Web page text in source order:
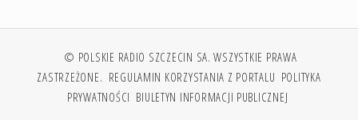
© POLSKIE RADIO SZCZECIN SA. WSZYSTKIE PRAWA
ZASTRZEŻONE. REGULAMIN KORZYSTANIA Z PORTALU POLITYKA
PRYWATNOŚCI BIULETYN INFORMACJI PUBLICZNEJ